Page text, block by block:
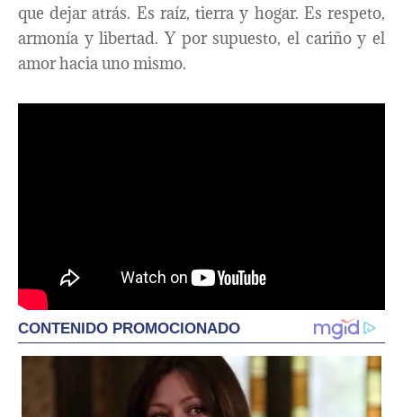
que dejar atrás. Es raíz, tierra y hogar. Es respeto,
armonía y libertad. Y por supuesto, el cariño y el
amor hacia uno mismo.